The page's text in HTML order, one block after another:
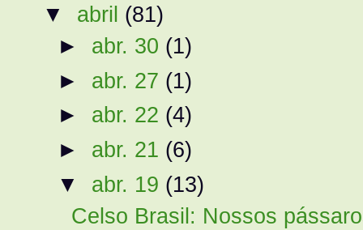
▼ abril (81)
► abr. 30 (1)
► abr. 27 (1)
► abr. 22 (4)
► abr. 21 (6)
▼ abr. 19 (13)
Celso Brasil: Nossos